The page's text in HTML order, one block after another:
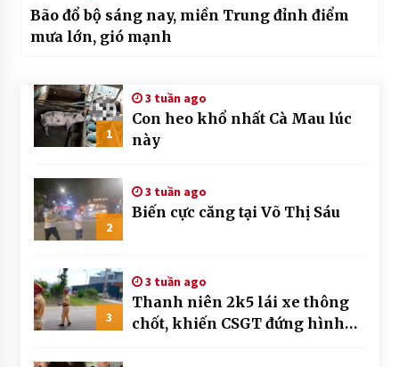
Bão đổ bộ sáng nay, miền Trung đỉnh điểm
mưa lớn, gió mạnh
1
3 tuần ago
Con heo khổ nhất Cà Mau lúc
này
2
3 tuần ago
Biến cực căng tại Võ Thị Sáu
3
3 tuần ago
Thanh niên 2k5 lái xe thông
chốt, khiến CSGT đứng hình